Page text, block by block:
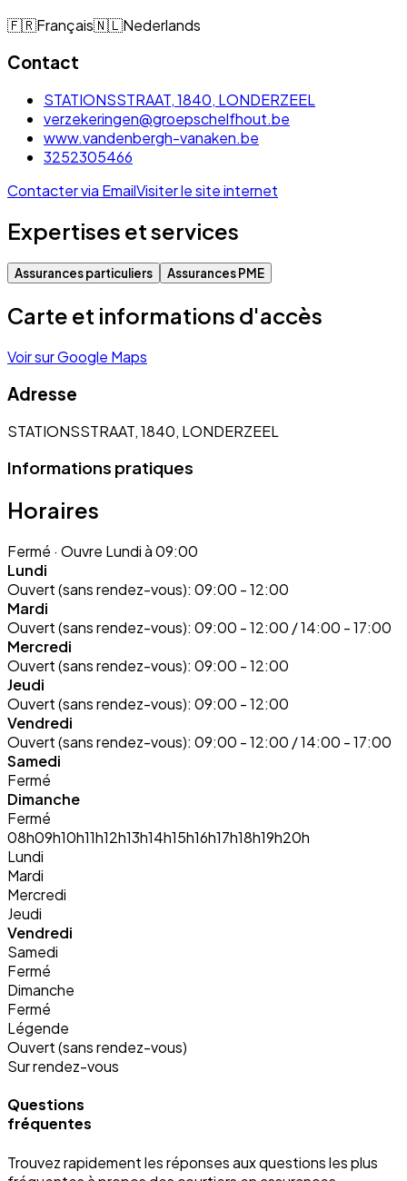
🇫🇷Français🇳🇱Nederlands
Contact
STATIONSSTRAAT, 1840, LONDERZEEL
verzekeringen@groepschelfhout.be
www.vandenbergh-vanaken.be
3252305466
Contacter via EmailVisiter le site internet
Expertises et services
Assurances particuliers Assurances PME
Carte et informations d'accès
Voir sur Google Maps
Adresse
STATIONSSTRAAT, 1840, LONDERZEEL
Informations pratiques
Horaires
Fermé · Ouvre Lundi à 09:00
Lundi
Ouvert (sans rendez-vous): 09:00 - 12:00
Mardi
Ouvert (sans rendez-vous): 09:00 - 12:00 / 14:00 - 17:00
Mercredi
Ouvert (sans rendez-vous): 09:00 - 12:00
Jeudi
Ouvert (sans rendez-vous): 09:00 - 12:00
Vendredi
Ouvert (sans rendez-vous): 09:00 - 12:00 / 14:00 - 17:00
Samedi
Fermé
Dimanche
Fermé
08h09h10h11h12h13h14h15h16h17h18h19h20h
Lundi
Mardi
Mercredi
Jeudi
Vendredi
Samedi
Fermé
Dimanche
Fermé
Légende
Ouvert (sans rendez-vous)
Sur rendez-vous
Questions
fréquentes
Trouvez rapidement les réponses aux questions les plus